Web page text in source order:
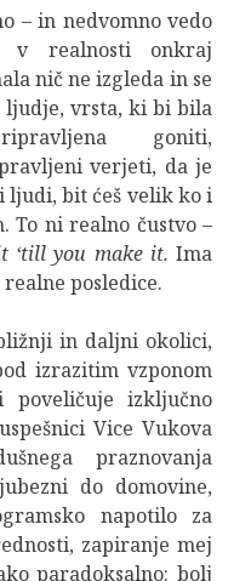
– in nedvomno vedo
realnosti onkraj
nič ne izgleda in se
ljudje, vrsta, ki bi bila
goniti,
verjeti, da je
ljudi, bit ćeš velik ko i
To ni realno čustvo –
‘till you make it. Ima
posledice.
in daljni okolici,
izrazitim vzponom
poveličuje izključno
Vice Vukova
praznovanja
do domovine,
napotilo za
zapiranje mej
paradoksalno: bolj